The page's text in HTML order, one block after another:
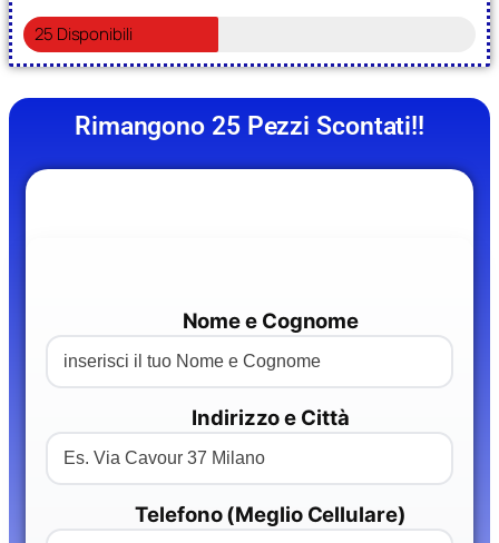
25 Disponibili
Rimangono 25 Pezzi Scontati!!
Nome e Cognome
Indirizzo e Città
Telefono (Meglio Cellulare)